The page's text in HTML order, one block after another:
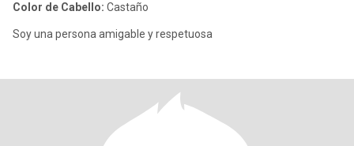
Color de Cabello: Castaño
Soy una persona amigable y respetuosa